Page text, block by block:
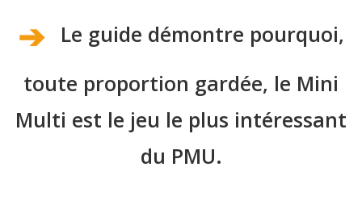
➔
Le guide démontre pourquoi,
toute proportion gardée, le Mini
Multi est le jeu le plus intéressant
du PMU.